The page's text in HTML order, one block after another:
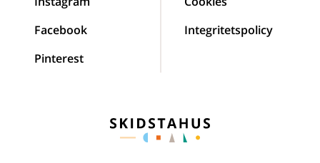
Facebook
Pinterest
Integritetspolicy